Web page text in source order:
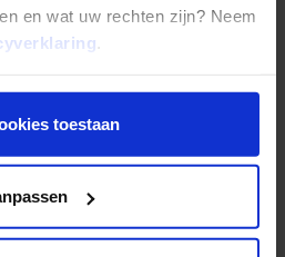
en wat uw rechten zijn? Neem
.
toestaan
2022